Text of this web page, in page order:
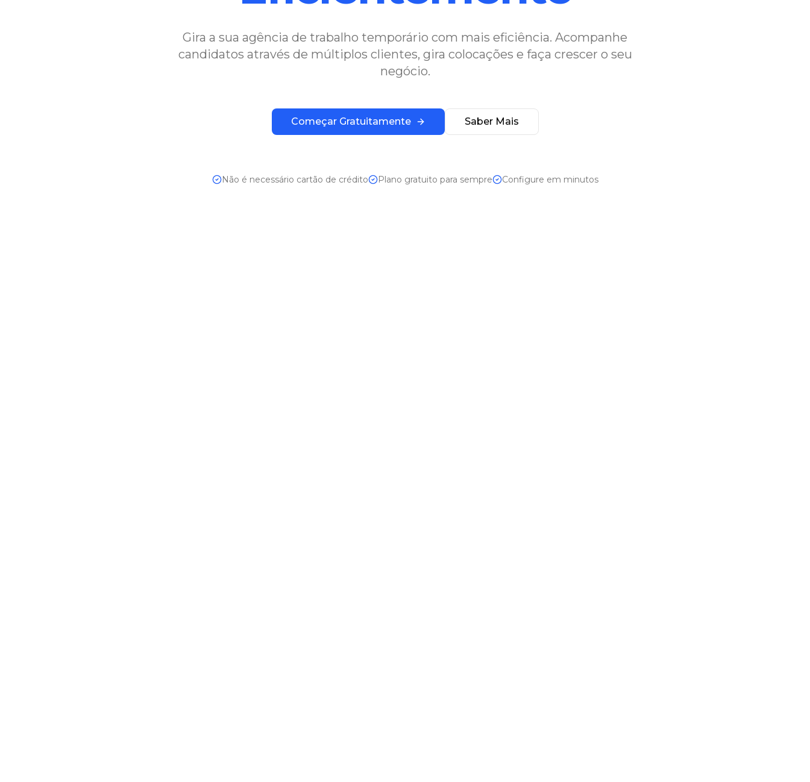
Gira a sua agência de trabalho temporário com mais eficiência. Acompanhe
candidatos através de múltiplos clientes, gira colocações e faça crescer o seu
negócio.
Começar Gratuitamente Saber Mais
Não é necessário cartão de crédito Plano gratuito para sempre Configure em minutos